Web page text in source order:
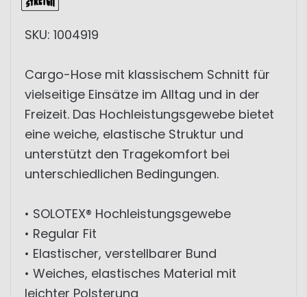
SKU: 1004919
Cargo-Hose mit klassischem Schnitt für
vielseitige Einsätze im Alltag und in der
Freizeit. Das Hochleistungsgewebe bietet
eine weiche, elastische Struktur und
unterstützt den Tragekomfort bei
unterschiedlichen Bedingungen.
• SOLOTEX® Hochleistungsgewebe
• Regular Fit
• Elastischer, verstellbarer Bund
• Weiches, elastisches Material mit
leichter Polsterung